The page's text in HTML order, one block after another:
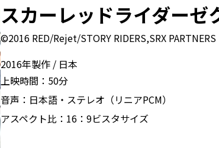
スカーレッドライダーゼ
©2016 RED/Rejet/STORY RIDERS,SRX PARTNERS
2016年製作
日本
上映時間： 50分
音声： 日本語・ステレオ（リニアPCM）
アスペクト比： 16：9ビスタサイズ